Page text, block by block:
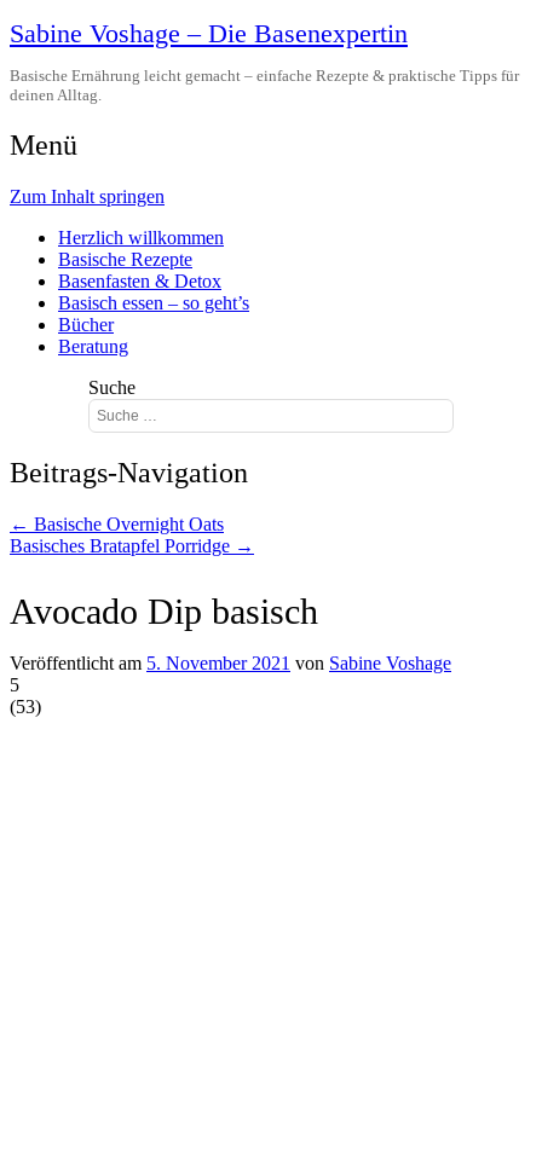
Sabine Voshage – Die Basenexpertin
Basische Ernährung leicht gemacht – einfache Rezepte & praktische Tipps für
deinen Alltag.
Menü
Zum Inhalt springen
Herzlich willkommen
Basische Rezepte
Basenfasten & Detox
Basisch essen – so geht’s
Bücher
Beratung
Suche
Beitrags-Navigation
← Basische Overnight Oats
Basisches Bratapfel Porridge →
Avocado Dip basisch
Veröffentlicht am 5. November 2021 von Sabine Voshage
5
(53)